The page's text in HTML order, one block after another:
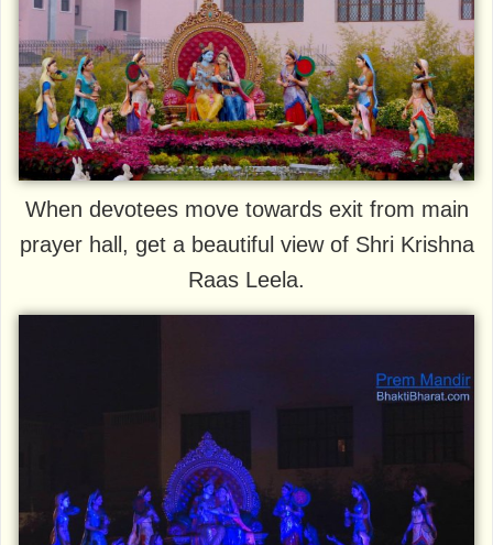
When devotees move towards exit from main
prayer hall, get a beautiful view of Shri Krishna
Raas Leela.